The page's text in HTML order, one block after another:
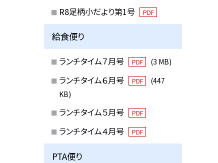
R8足柄小だより第1号 PDF
給食便り
ランチタイム７月号 PDF (3 MB)
ランチタイム６月号 PDF
(447
KB)
ランチタイム５月号 PDF
ランチタイム４月号 PDF
PTA便り